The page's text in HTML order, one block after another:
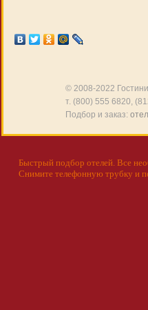
© 2008-2022
т. (800) 555 6820,
Подбор и заказ:
Быстрый подбор отелей. Все
Снимите телефонную трубку и